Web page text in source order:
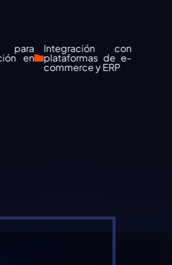
Integración con
plataformas de e-
commerce y ERP